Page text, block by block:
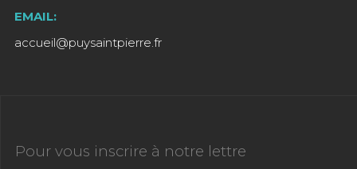
EMAIL:
accueil@puysaintpierre.fr
Pour vous inscrire à notre lettre